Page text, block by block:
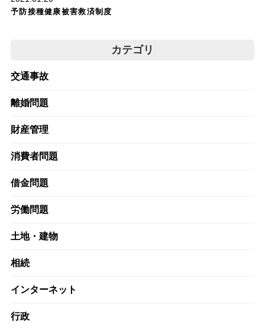
予防接種健康被害救済制度
カテゴリ
交通事故
離婚問題
財産管理
消費者問題
借金問題
労働問題
土地・建物
相続
インターネット
行政